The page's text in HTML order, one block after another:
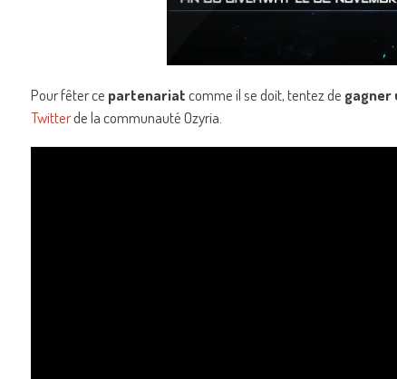
Pour fêter ce partenariatcomme il se doit, tentez de gagner
Twitterde la communauté Ozyria.